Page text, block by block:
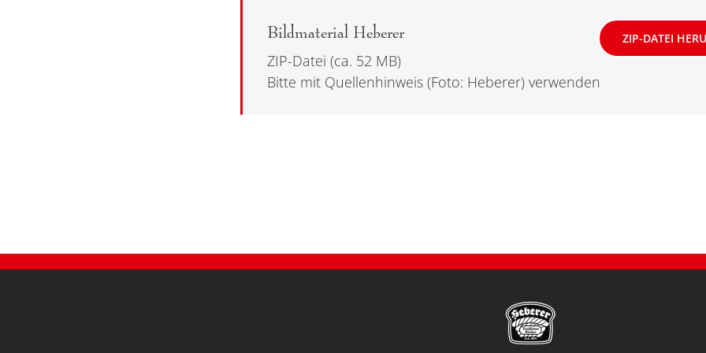
ZIP-DATEI
Bildmaterial Heberer
ZIP-Datei (ca. 52 MB)
Bitte mit Quellenhinweis (Foto: Heberer) verwenden